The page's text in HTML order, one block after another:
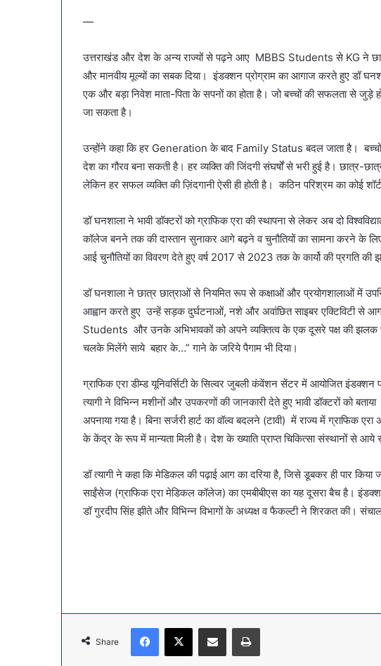
—
उत्तराखंड और देश के अन्य राज्यों से पढ़ने आए MBBS Students से KG ने
और मानवीय मूल्यों का सबक दिया। इंडक्शन प्रोग्राम का आगाज करते हुए डॉ
एक और बड़ा निवेश माता-पिता के सपनों का होता है। जो बच्चों की सफलता से जुड़े
जा सकता है।
उन्होंने कहा कि हर Generation के बाद Family Status बदल जाता है।
देश का गौरव बना सकती है। हर व्यक्ति की जिंदगी संघर्षों से भरी हुई है।
लेकिन हर सफल व्यक्ति की ज़िंदगानी ऐसी ही होती है। कठिन परिश्रम का कोई
डॉ घनशाला ने भावी डॉक्टरों को ग्राफिक एरा की स्थापना से लेकर अब दो
कॉलेज बनने तक की दास्तान सुनाकर आगे बढ़ने व चुनौतियों का सामना करने के
आई चुनौतियों का विवरण देते हुए वर्ष 2017 से 2023 तक के कार्यो की प्रगति की
डॉ घनशाला ने छात्र छात्राओं से नियमित रूप से कक्षाओं और प्रयोगशालाओं में
आह्वान करते हुए उन्हें सड़क दुर्घटनाओं, नशे और अवांछित साइबर एक्टिविटी से
Students और उनके अभिभावकों को अपने व्यक्तित्व के एक दूसरे पक्ष की झलक
चलके मिलेंगे साये बहार के…” गाने के जरिये पैगाम भी दिया।
ग्राफिक एरा डीम्ड यूनिवर्सिटी के सिल्वर जुबली कंवेंशन सेंटर में आयोजित इंडक्शन
त्यागी ने विभिन्न मशीनों और उपकरणों की जानकारी देते हुए भावी डॉक्टरों को
अपनाया गया है। बिना सर्जरी हार्ट का वॉल्व बदलने (टावी) में राज्य में ग्राफिक
के केंद्र के रूप में मान्यता मिली है। देश के ख्याति प्राप्त चिकित्सा संस्थानों से
डॉ त्यागी ने कहा कि मेडिकल की पढ़ाई आग का दरिया है, जिसे डूबकर ही पार
साईंसेज (ग्राफिक एरा मेडिकल कॉलेज) का एमबीबीएस का यह दूसरा बैच है।
डॉ गुरदीप सिंह झीते और विभिन्न विभागों के अध्यक्ष व फैकल्टी ने शिरकत की।
Share